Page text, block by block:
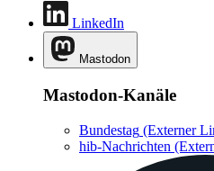
LinkedIn
Mastodon
Mastodon-Kanäle
Bundestag (Externer
hib-Nachrichten